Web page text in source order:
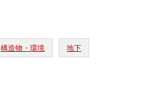
構造物・環境 地下